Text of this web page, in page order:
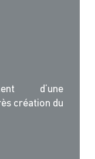
d’une
création du